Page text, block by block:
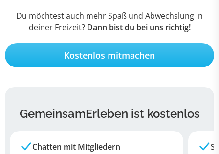
Du möchtest auch mehr Spaß und Abwechslung in
deiner Freizeit? Dann bist du bei uns richtig!
Kostenlos mitmachen
GemeinsamErleben ist kostenlos
Chatten mit Mitgliedern